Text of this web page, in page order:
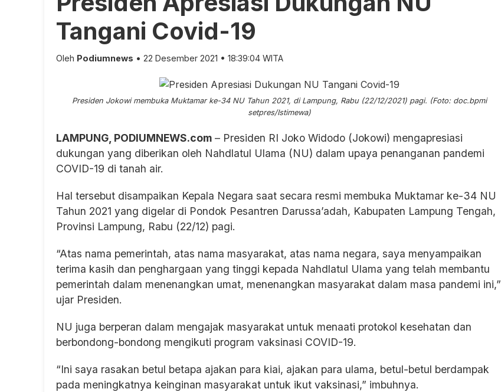
Tangani Covid-19
Oleh Podiumnews • 22 Desember 2021 • 18:39:04 WITA
Presiden Jokowi membuka Muktamar ke-34 NU Tahun 2021, di Lampung, Rabu (22/12/2021) pagi. (Foto: doc.bpmi
setpres/Istimewa)
LAMPUNG, PODIUMNEWS.com – Presiden RI Joko Widodo (Jokowi) mengapresiasi
dukungan yang diberikan oleh Nahdlatul Ulama (NU) dalam upaya penanganan pandemi
COVID-19 di tanah air.
Hal tersebut disampaikan Kepala Negara saat secara resmi membuka Muktamar ke-34 NU
Tahun 2021 yang digelar di Pondok Pesantren Darussa’adah, Kabupaten Lampung Tengah,
Provinsi Lampung, Rabu (22/12) pagi.
“Atas nama pemerintah, atas nama masyarakat, atas nama negara, saya menyampaikan
terima kasih dan penghargaan yang tinggi kepada Nahdlatul Ulama yang telah membantu
pemerintah dalam menenangkan umat, menenangkan masyarakat dalam masa pandemi ini,”
ujar Presiden.
NU juga berperan dalam mengajak masyarakat untuk menaati protokol kesehatan dan
berbondong-bondong mengikuti program vaksinasi COVID-19.
“Ini saya rasakan betul betapa ajakan para kiai, ajakan para ulama, betul-betul berdampak
pada meningkatnya keinginan masyarakat untuk ikut vaksinasi,” imbuhnya.